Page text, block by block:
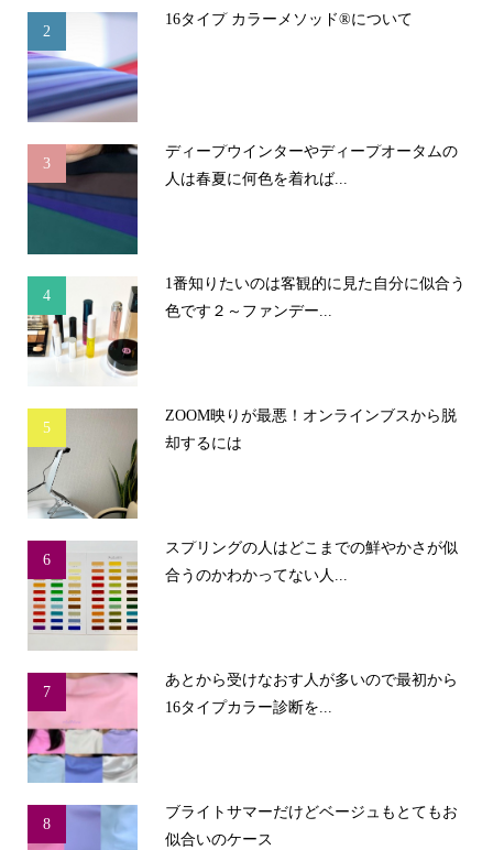
2
16タイプ カラーメソッド®について
3
ディープウインターやディープオータムの
人は春夏に何色を着れば...
4
1番知りたいのは客観的に見た自分に似合う
色です２～ファンデー...
5
ZOOM映りが最悪！オンラインブスから脱
却するには
6
スプリングの人はどこまでの鮮やかさが似
合うのかわかってない人...
7
あとから受けなおす人が多いので最初から
16タイプカラー診断を...
8
ブライトサマーだけどベージュもとてもお
似合いのケース